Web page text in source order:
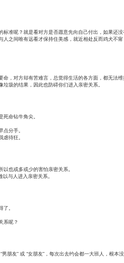
准呢？就是看对方是否愿意先向自己付出，如果还
之间唯有远看才保持住美感，就近相处反而鸡犬不
，对方却有苦难言，总觉得生活的各方面，都无法
圾的结果，因此也防碍你们进入亲密关系。
命钻牛角尖。
分手。
待狂。
也或多或少的害怕亲密关系。
与人进入亲密关系。
了。
系呢？
朋友” 或 “女朋友”，每次出去约会都一大班人，根